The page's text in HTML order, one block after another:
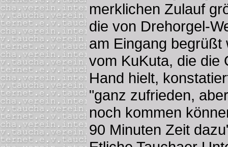
merklichen Zulauf
die von Drehorgel-
am Eingang begrüßt
vom KuKuta, die die
Hand hielt,
"ganz zufrieden,
noch kommen
90 Minuten Zeit